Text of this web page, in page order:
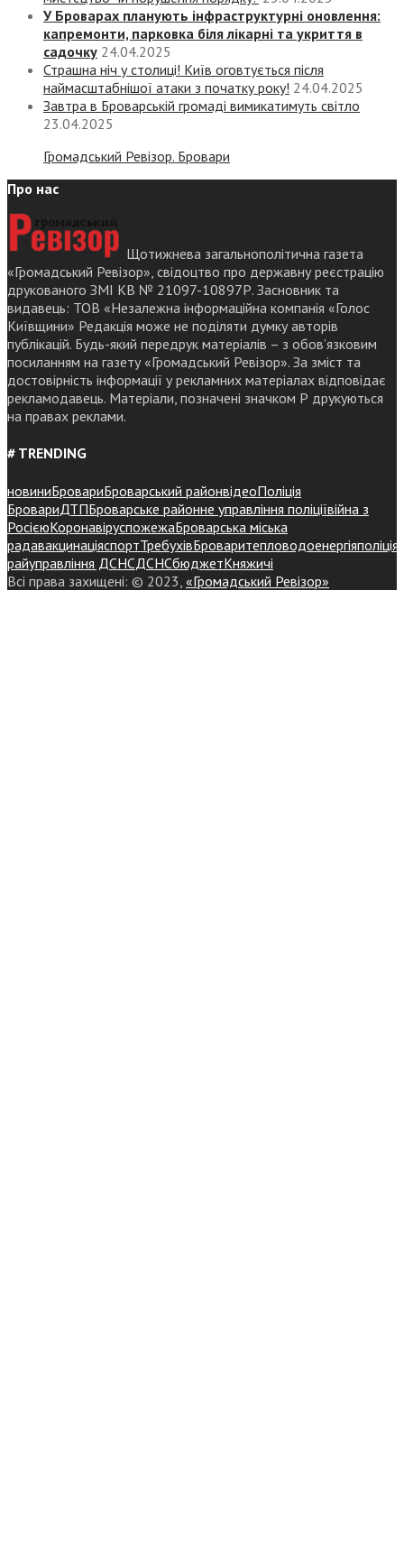
У Броварах планують інфраструктурні оновлення:
капремонти, парковка біля лікарні та укриття в
садочку 24.04.2025
Страшна ніч у столиці! Київ оговтується після
наймасштабнішої атаки з початку року! 24.04.2025
Завтра в Броварській громаді вимикатимуть світло
23.04.2025
Громадський Ревізор. Бровари
Про нас
Щотижнева загальнополітична газета
«Громадський Ревізор», свідоцтво про державну реєстрацію
друкованого ЗМІ КВ № 21097-10897Р. Засновник та
видавець: ТОВ «Незалежна інформаційна компанія «Голос
Київщини» Редакція може не поділяти думку авторів
публікацій. Будь-який передрук матеріалів – з обов’язковим
посиланням на газету «Громадський Ревізор». За зміст та
достовірність інформації у рекламних матеріалах відповідає
рекламодавець. Матеріали, позначені значком Р друкуються
на правах реклами.
# TRENDING
новиниБровариБроварський районвідеоПоліція
БровариДТПБроварське районне управління поліціївійна з
РосієюКоронавіруспожежаБроварська міська
радавакцинаціяспортТребухівБроваритепловодоенергіяполіція
райуправління ДСНСДСНСбюджетКняжичі
Всі права захищені: © 2023, «Громадський Ревізор»